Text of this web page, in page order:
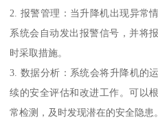
2. 报警管理：当升降机出现异常
系统会自动发出报警信号，并将
时采取措施。
3. 数据分析：系统会将升降机的
续的安全评估和改进工作。可以
常检测，及时发现潜在的安全隐患。